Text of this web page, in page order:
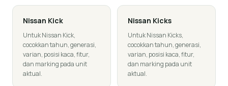
Nissan Kick
Untuk Nissan Kick,
cocokkan tahun, generasi,
varian, posisi kaca, fitur,
dan marking pada unit
aktual.
Nissan Kicks
Untuk Nissan Kicks,
cocokkan tahun, generasi,
varian, posisi kaca, fitur,
dan marking pada unit
aktual.